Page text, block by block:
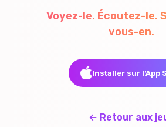
Voyez-le. Écoutez-le.
vous-en.
Installer sur l’App
← Retour aux